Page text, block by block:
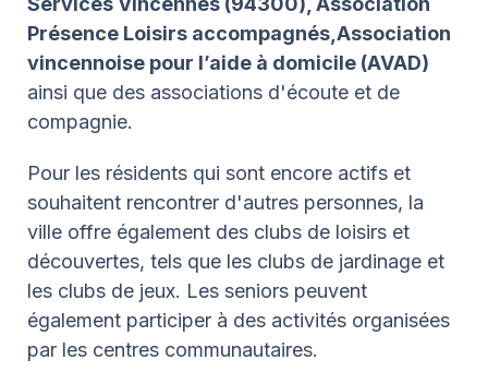
Présence Loisirs accompagnés, Association
vincennoise pour l’aide à domicile (AVAD)
ainsi que des associations d'écoute et de
compagnie.
Pour les résidents qui sont encore actifs et
souhaitent rencontrer d'autres personnes, la
ville offre également des clubs de loisirs et
découvertes, tels que les clubs de jardinage et
les clubs de jeux. Les seniors peuvent
également participer à des activités organisées
par les centres communautaires.